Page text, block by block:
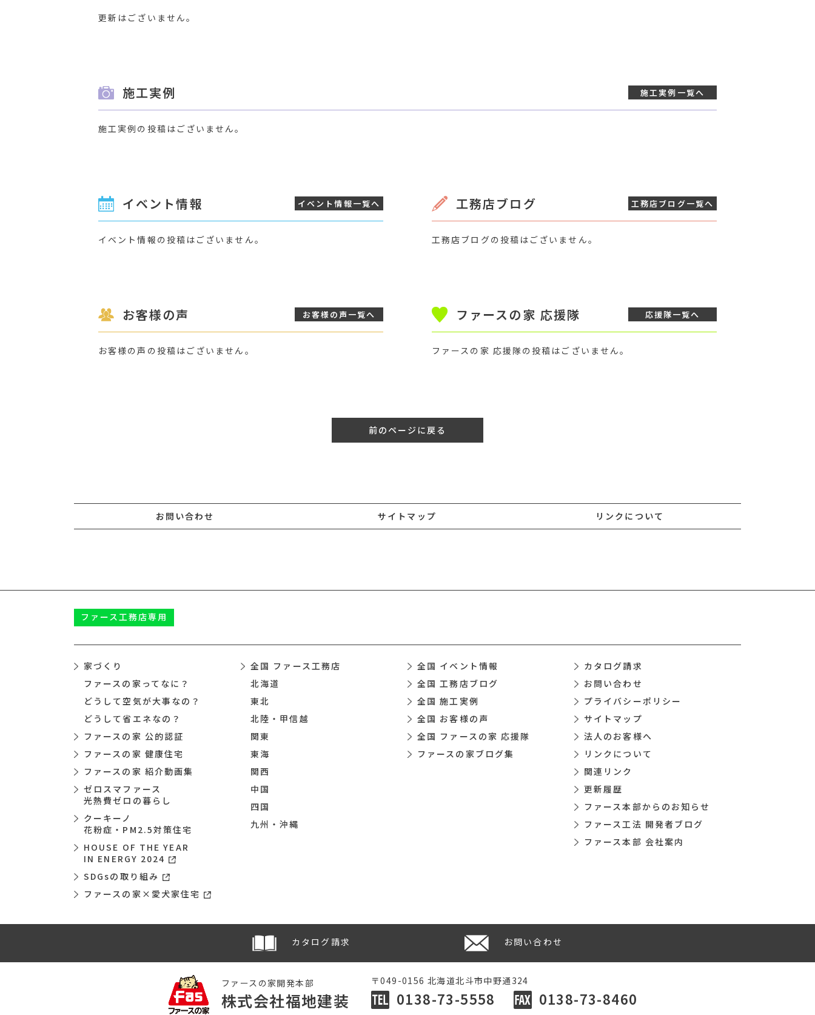
更新はございません。
施工実例 施工実例 一覧へ
施工実例の投稿はございません。
イベント情報 イベント情報一覧へ
イベント情報の投稿はございません。
工務店ブログ 工務店ブログ一覧へ
工務店ブログの投稿はございません。
お客様の声 お客様の声一覧へ
お客様の声の投稿はございません。
ファースの家 応援隊 応援隊一覧へ
ファースの家 応援隊の投稿はございません。
前のページに戻る
お問い合わせ サイトマップ リンクについて
ファース工務店専用
家づくり
ファースの家ってなに？
どうして空気が大事なの？
どうして省エネなの？
ファースの家 公的認証
ファースの家 健康住宅
ファースの家 紹介動画集
ゼロスマファース
光熱費ゼロの暮らし
クーキーノ
花粉症・PM2.5対策住宅
HOUSE OF THE YEAR
IN ENERGY 2024
SDGsの取り組み
ファースの家×愛犬家住宅
全国 ファース工務店
北海道
東北
北陸・甲信越
関東
東海
関西
中国
四国
九州・沖縄
全国 イベント情報
全国 工務店ブログ
全国 施工実例
全国 お客様の声
全国 ファースの家 応援隊
ファースの家ブログ集
カタログ請求
お問い合わせ
プライバシーポリシー
サイトマップ
法人のお客様へ
リンクについて
関連リンク
更新履歴
ファース本部からのお知らせ
ファース工法 開発者ブログ
ファース本部 会社案内
カタログ請求 お問い合わせ
ファースの家開発本部
株式会社福地建装
〒049-0156 北海道北斗市中野通324
0138-73-5558 0138-73-8460